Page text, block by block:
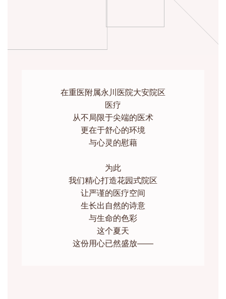
在重医附属永川医院大安院区
医疗
从不局限于尖端的医术
更在于舒心的环境
与心灵的慰藉
为此
我们精心打造花园式院区
让严谨的医疗空间
生长出自然的诗意
与生命的色彩
这个夏天
这份用心已然盛放——